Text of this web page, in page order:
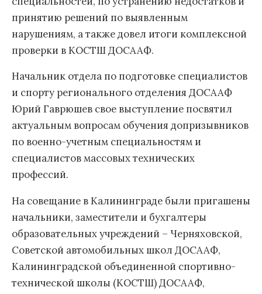
принятию решений по выявленным
нарушениям, а также довел итоги комплексной
проверки в КОСТШ ДОСААФ.
Начальник отдела по подготовке специалистов
и спорту регионального отделения ДОСААФ
Юрий Гаврюшев свое выступление посвятил
актуальным вопросам обучения допризывников
по военно-учетным специальностям и
специалистов массовых технических
профессий.
На совещание в Калининграде были пригашены
начальники, заместители и бухгалтеры
образовательных учреждений – Черняховской,
Советской автомобильных школ ДОСААФ,
Калининградской объединенной спортивно-
технической школы (КОСТШ) ДОСААФ,